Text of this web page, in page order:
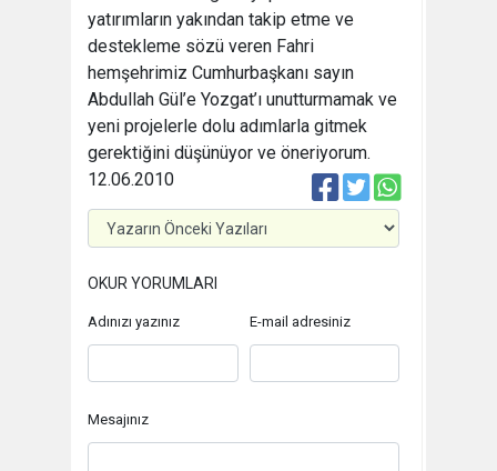
yatırımların yakından takip etme ve
destekleme sözü veren Fahri
hemşehrimiz Cumhurbaşkanı sayın
Abdullah Gül’e Yozgat’ı unutturmamak ve
yeni projelerle dolu adımlarla gitmek
gerektiğini düşünüyor ve öneriyorum.
12.06.2010
OKUR YORUMLARI
Adınızı yazınız E-mail adresiniz
Mesajınız